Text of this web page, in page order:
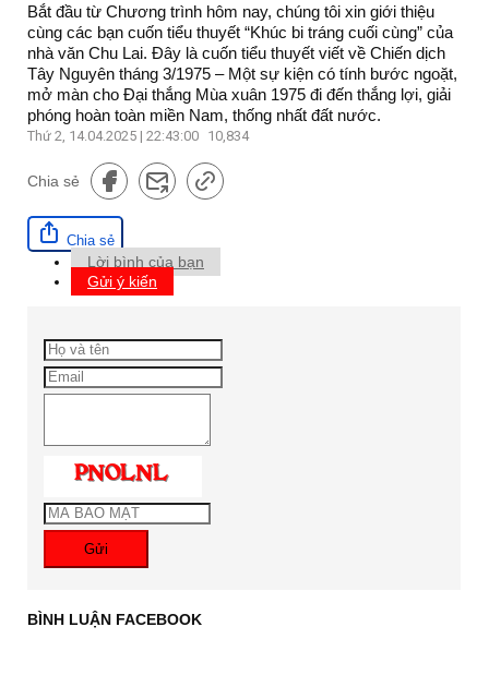
Bắt đầu từ Chương trình hôm nay, chúng tôi xin giới thiệu
cùng các bạn cuốn tiểu thuyết “Khúc bi tráng cuối cùng” của
nhà văn Chu Lai. Đây là cuốn tiểu thuyết viết về Chiến dịch
Tây Nguyên tháng 3/1975 – Một sự kiện có tính bước ngoặt,
mở màn cho Đại thắng Mùa xuân 1975 đi đến thắng lợi, giải
phóng hoàn toàn miền Nam, thống nhất đất nước.
Thứ 2, 14.04.2025 | 22:43:00 10,834
Chia sẻ
Chia sẻ
Lời bình của bạn
Gửi ý kiến
Gửi
BÌNH LUẬN FACEBOOK